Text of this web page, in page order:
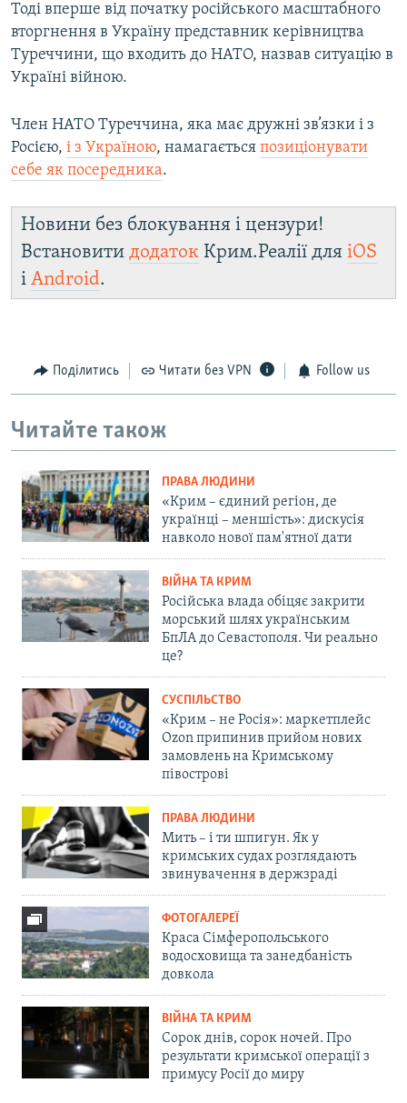
Тоді вперше від початку російського масштабного
вторгнення в Україну представник керівництва
Туреччини, що входить до НАТО, назвав ситуацію в
Україні війною.
Член НАТО Туреччина, яка має дружні зв’язки і з
Росією, і з Україною, намагається позиціонувати
себе як посередника.
Новини без блокування і цензури!
Встановити додаток Крим.Реалії для iOS
і Android.
Поділитись Читати без VPN Follow us
Читайте також
ПРАВА ЛЮДИНИ
«Крим – єдиний регіон, де
українці – меншість»: дискусія
навколо нової пам'ятної дати
ВІЙНА ТА КРИМ
Російська влада обіцяє закрити
морський шлях українським
БпЛА до Севастополя. Чи реально
це?
СУСПІЛЬСТВО
«Крим – не Росія»: маркетплейс
Ozon припинив прийом нових
замовлень на Кримському
півострові
ПРАВА ЛЮДИНИ
Мить – і ти шпигун. Як у
кримських судах розглядають
звинувачення в держзраді
ФОТОГАЛЕРЕЇ
Краса Сімферопольського
водосховища та занедбаність
довкола
ВІЙНА ТА КРИМ
Сорок днів, сорок ночей. Про
результати кримської операції з
примусу Росії до миру